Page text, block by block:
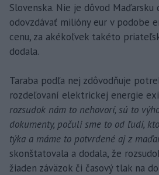
Slovenska. Nie je dôvod Maďarsku
odovzdávať milióny eur v podobe
cenu, za akékoľvek takéto
dodala.
Taraba podľa nej zdôvodňuje
rozdeľovaní elektrickej energie
rozsudok nám to nehovorí, sú to
dokumenty, počuli sme to od ľudí,
týka a máme to potvrdené aj z
skonštatovala a dodala, že
žiaden záväzok či časový tlak na